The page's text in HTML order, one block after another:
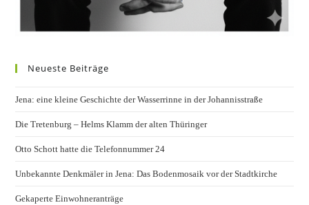
Neueste Beiträge
Jena: eine kleine Geschichte der Wasserrinne in der Johannisstraße
Die Tretenburg – Helms Klamm der alten Thüringer
Otto Schott hatte die Telefonnummer 24
Unbekannte Denkmäler in Jena: Das Bodenmosaik vor der Stadtkirche
Gekaperte Einwohneranträge